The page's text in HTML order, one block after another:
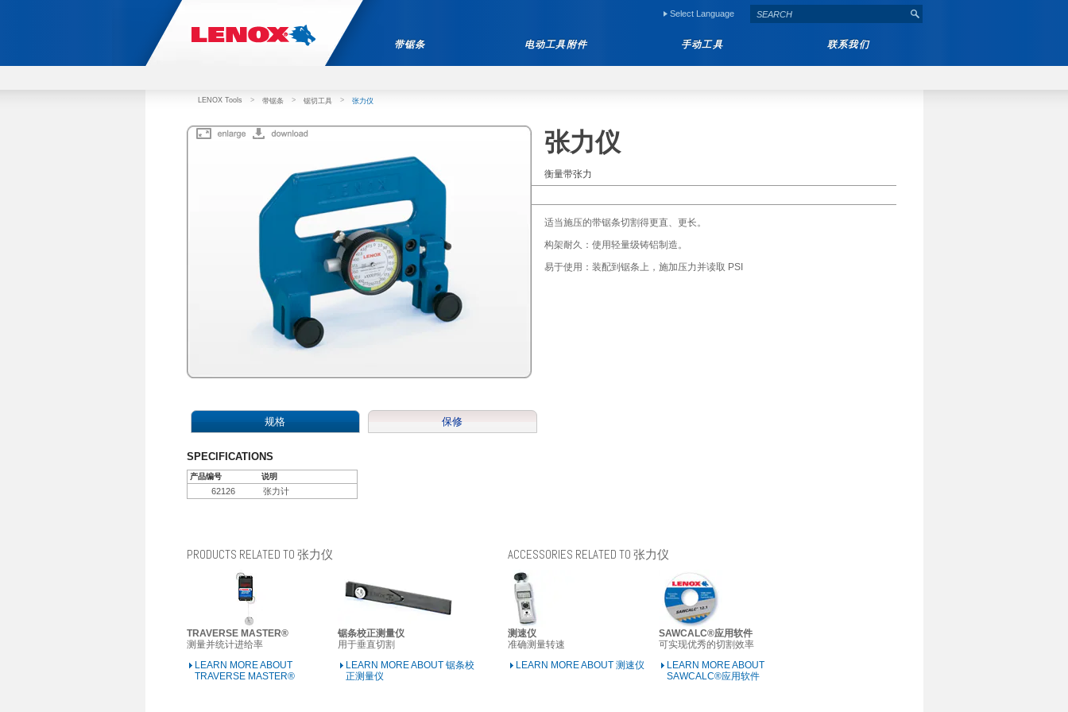
Select Language
带锯条 电动工具附件 手动工具 联系我们
LENOX Tools > 带锯条 > 锯切工具 > 张力仪
张力仪
衡量带张力
适当施压的带锯条切割得更直、更长。
构架耐久：使用轻量级铸铝制造。
易于使用：装配到锯条上，施加压力并读取 PSI
规格 保修
SPECIFICATIONS
产品编号 说明
62126 张力计
PRODUCTS RELATED TO 张力仪
TRAVERSE MASTER®
测量并统计进给率
LEARN MORE ABOUT
TRAVERSE MASTER®
锯条校正测量仪
用于垂直切割
LEARN MORE ABOUT 锯条校
正测量仪
ACCESSORIES RELATED TO 张力仪
测速仪
准确测量转速
LEARN MORE ABOUT 测速仪
SAWCALC®应用软件
可实现优秀的切割效率
LEARN MORE ABOUT
SAWCALC®应用软件